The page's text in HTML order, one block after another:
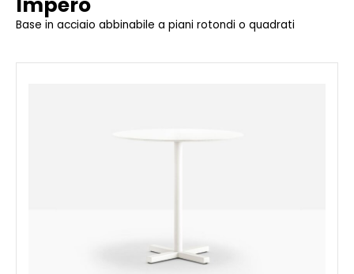
Base in acciaio abbinabile a piani rotondi o quadrati